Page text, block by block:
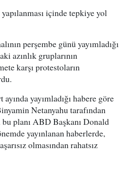
içinde tepkiye yol
perşembe günü yayımladığı
azınlık gruplarının
karşı protestoların
yayımladığı habere göre
Netanyahu tarafından
bu planı ABD Başkanı Donald
yayınlanan haberlerde,
olmasından rahatsız